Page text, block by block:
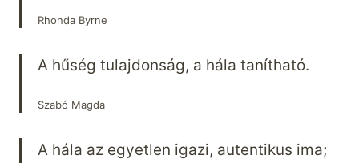
Rhonda Byrne
A hűség tulajdonság, a hála tanítható.
Szabó Magda
A hála az egyetlen igazi, autentikus ima;